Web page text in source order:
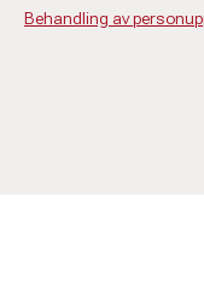
Behandling av